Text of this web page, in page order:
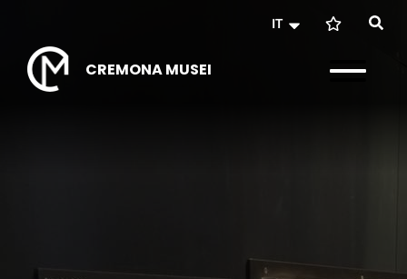
IT
CREMONA MUSEI